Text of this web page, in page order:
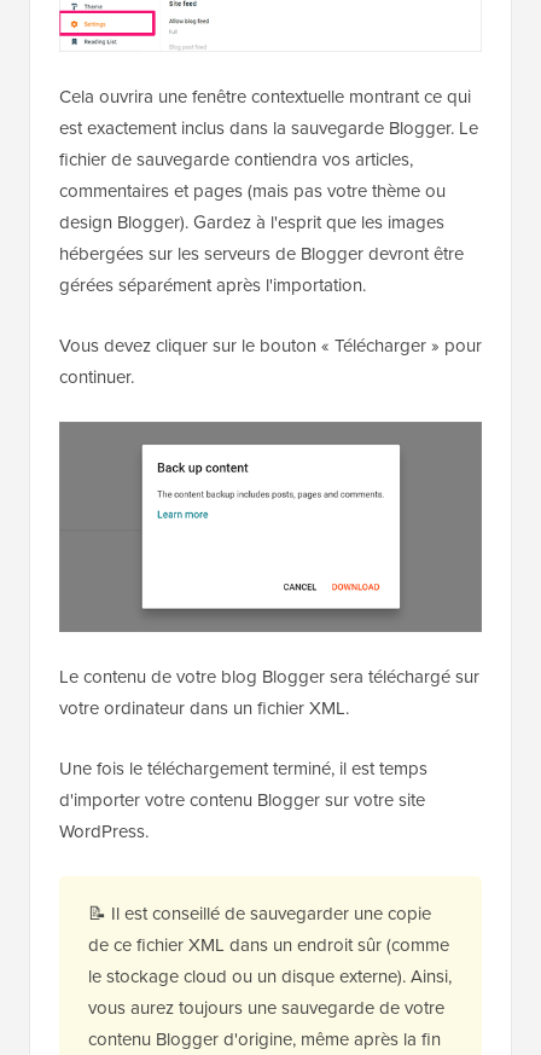
Cela ouvrira une fenêtre contextuelle montrant ce qui
est exactement inclus dans la sauvegarde Blogger. Le
fichier de sauvegarde contiendra vos articles,
commentaires et pages (mais pas votre thème ou
design Blogger). Gardez à l'esprit que les images
hébergées sur les serveurs de Blogger devront être
gérées séparément après l'importation.
Vous devez cliquer sur le bouton « Télécharger » pour
continuer.
Le contenu de votre blog Blogger sera téléchargé sur
votre ordinateur dans un fichier XML.
Une fois le téléchargement terminé, il est temps
d'importer votre contenu Blogger sur votre site
WordPress.
📝 Il est conseillé de sauvegarder une copie
de ce fichier XML dans un endroit sûr (comme
le stockage cloud ou un disque externe). Ainsi,
vous aurez toujours une sauvegarde de votre
contenu Blogger d'origine, même après la fin